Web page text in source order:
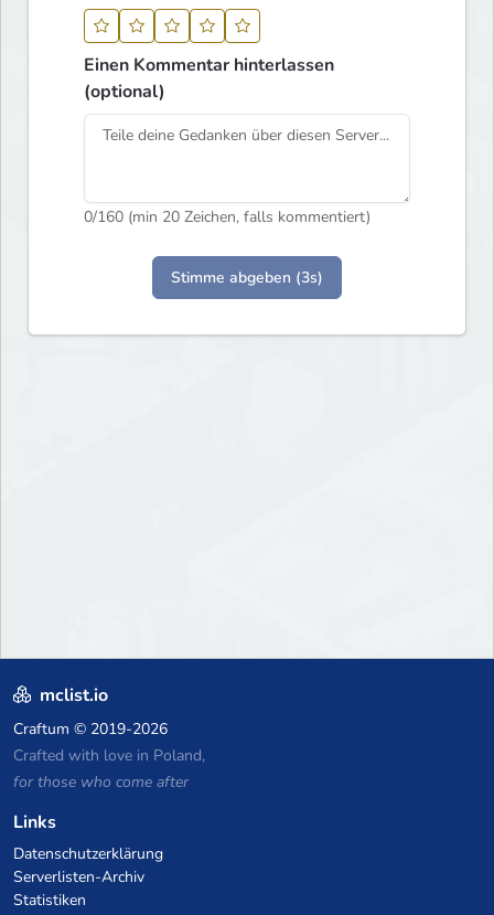
Einen Kommentar hinterlassen
(optional)
0/160 (min 20 Zeichen, falls kommentiert)
Stimme abgeben (3s)
mclist.io
Craftum © 2019-2026
Crafted with love in Poland,
for those who come after
Links
Datenschutzerklärung
Serverlisten-Archiv
Statistiken